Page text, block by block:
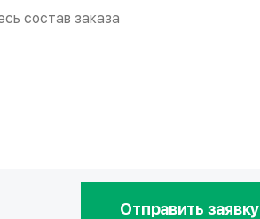
Отправить заявку